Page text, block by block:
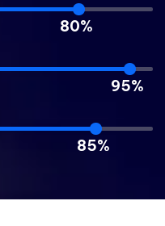
80%
95%
85%